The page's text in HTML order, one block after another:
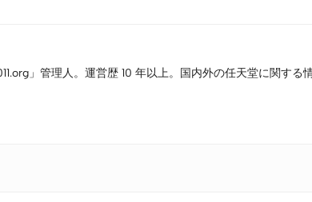
」管理人。運営歴 10 年以上。国内外の任天堂に関する